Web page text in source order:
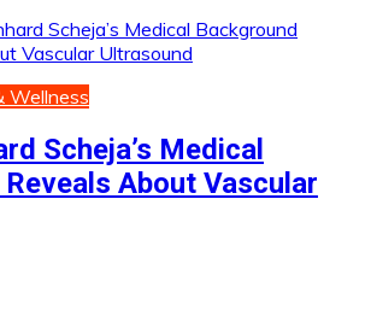
Wellness
Scheja’s Medical
About Vascular